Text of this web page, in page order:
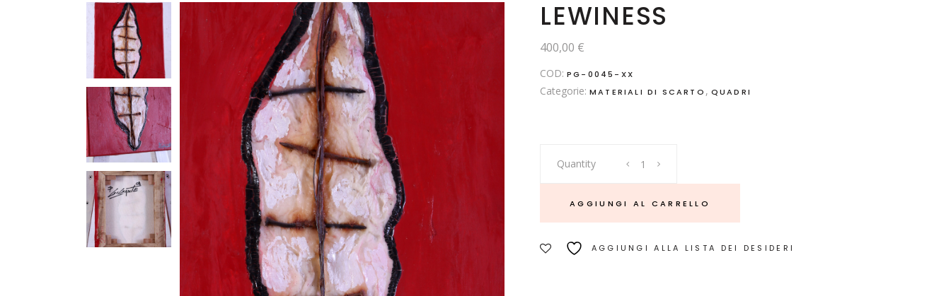
LEWINESS
400,00 €
COD: PG-0045-XX
Categorie: MATERIALI DI SCARTO , QUADRI
quantity
Quantity
AGGIUNGI AL CARRELLO
AGGIUNGI ALLA LISTA DEI DESIDERI